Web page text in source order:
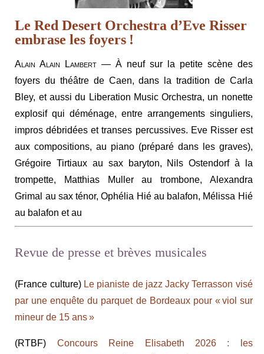
Le Red Desert Orchestra d’Eve Risser
embrase les foyers !
Alain Alain Lambert— À neuf sur la petite scène des
foyers du théâtre de Caen, dans la tradition de Carla
Bley, et aussi du Liberation Music Orchestra, un nonette
explosif qui déménage, entre arrangements singuliers,
impros débridées et transes percussives. Eve Risser est
aux compositions, au piano (préparé dans les graves),
Grégoire Tirtiaux au sax baryton, Nils Ostendorf à la
trompette, Matthias Muller au trombone, Alexandra
Grimal au sax ténor, Ophélia Hié au balafon, Mélissa Hié
au balafon et au
Revue de presse et brèves musicales
(France culture) Le pianiste de jazz Jacky Terrasson visé
par une enquête du parquet de Bordeaux pour « viol sur
mineur de 15 ans »
(RTBF) Concours Reine Elisabeth 2026 : les